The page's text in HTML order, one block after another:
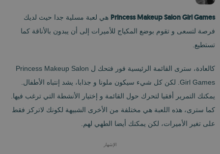
Princess Makeup Salon Girl Games هي لعبة مسلية جدا حيث لديك
فرصة لتسعى و تقوم بوضع المكياج للأميرات إلى أن يبدون بالأناقة كما
تستطيع.
كالعادة، سترى القائمة الرئيسية فور فتحك ل Princess Makeup Salon
Girl Games. لكن كل شيء سيكون ملونا و جذابا، يشد إنتباه الأطفال.
يمكنك التمرير أفقيا لتحرك حول القائمة و إختيار الأنشطة التي ترغب فيها.
كما سترى، هذه اللعبة هي مختلفة من الأخرى الشبيهة لكونك لاتركز فقط
على تغير الأميرات، لكن يمكنك أيضا الطهي لهم.
الإشهار